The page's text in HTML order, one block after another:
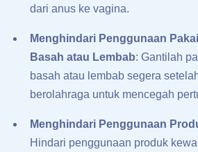
dari anus ke vagina.
Menghindari Penggunaan
Basah atau Lembab: Gantilah
basah atau lembab segera
berolahraga untuk mencegah
Menghindari Penggunaan
Hindari penggunaan produk